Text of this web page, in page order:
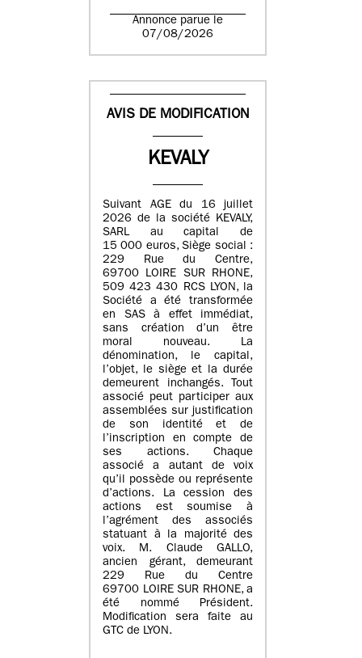
Annonce parue le
07/08/2026
AVIS DE MODIFICATION
KEVALY
Suivant AGE du 16 juillet
2026 de la société KEVALY,
SARL au capital de
15 000 euros, Siège social :
229 Rue du Centre,
69700 LOIRE SUR RHONE,
509 423 430 RCS LYON, la
Société a été transformée
en SAS à effet immédiat,
sans création d’un être
moral nouveau. La
dénomination, le capital,
l’objet, le siège et la durée
demeurent inchangés. Tout
associé peut participer aux
assemblées sur justification
de son identité et de
l’inscription en compte de
ses actions. Chaque
associé a autant de voix
qu’il possède ou représente
d’actions. La cession des
actions est soumise à
l’agrément des associés
statuant à la majorité des
voix. M. Claude GALLO,
ancien gérant, demeurant
229 Rue du Centre
69700 LOIRE SUR RHONE, a
été nommé Président.
Modification sera faite au
GTC de LYON.